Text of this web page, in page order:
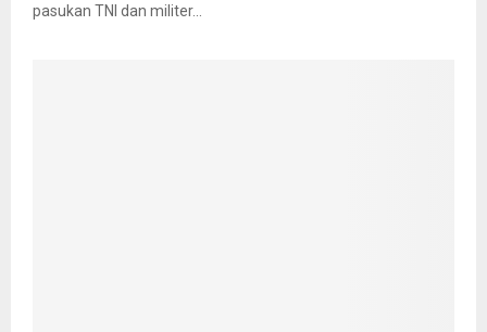
pasukan TNI dan militer...